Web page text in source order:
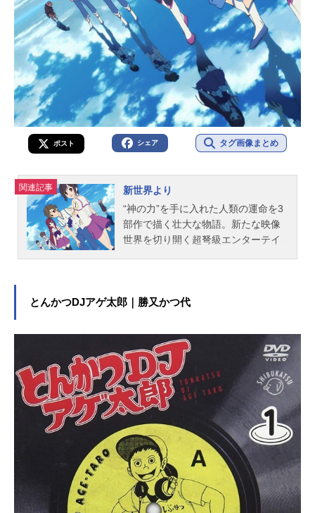
き）スリップノット：アダム・ビー
チ（志村知幸）カタナ：福原かれん
（志田有彩）スタッフ監督・脚本：
デヴィット・エアー公開開始年＆季
節2016実写化映画(C)2016WarnerBr
o...
ポスト シェア タグ画像まとめ
関連記事
新世界より
“神の力”を手に入れた人類の運命を3
部作で描く壮大な物語。新たな映像
世界を切り開く超弩級エンターテイ
絶賛を浴びるなど大きな注目を集め
ちた特異な世界観と圧倒的な広がり
を見せる壮大なストーリーから｢映像
化不可能｣とまで言われた空前絶後の
エンターテインメント。作品名新世
界より放送形態TVアニメスケジュー
ル2012年10月2日（火）～2013年3
月26日（火）テレビ朝日ほか※2012
年9月28日（金）～テレ朝チャンネル
にて先行配信話数全25話キャスト渡
辺早季：種田梨沙朝比奈覚：東條加
那子秋月真理亜：花澤香菜伊東守：
工藤晴香青沼瞬：藤堂真衣朝比奈覚
とんかつDJアゲ太郎｜勝又かつ代